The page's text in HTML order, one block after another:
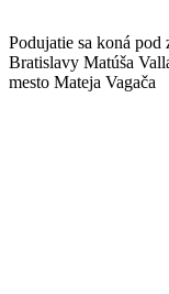
Podujatie sa koná pod
Bratislavy Matúša
mesto Mateja Vagača